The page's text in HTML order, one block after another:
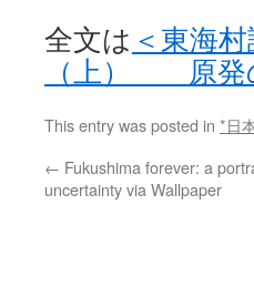
全文は ＜東海
（上） 原発
This entry was posted in *日
← Fukushima forever: a
uncertainty via Wallpaper